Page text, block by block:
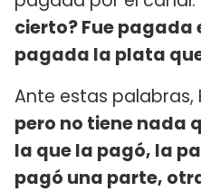
cierto? Fue pagada
pagada la plata
Ante estas palabras,
pero no tiene nada
la que la pagó, la
pagó una parte,